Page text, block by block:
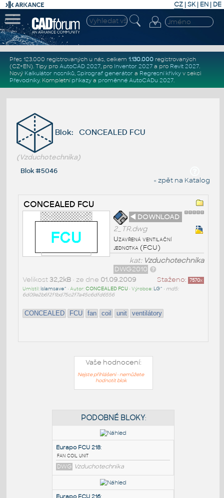
CZ | SK| EN | DE
Přes 123.000 registrovaných u nás, celkem 1.130.000registrovaných
(CZ+EN). Tipy pro AutoCAD 2027, pro Inventor 2027a pro Revit 2027.
Nový Kalkulátor nosníků, Spirograf generátor a Regresní křivkyv sekci
Převodníky. Kompletní příkazya proměnné AutoCADu 2027.
Blok: CONCEALED FCU
(Vzduchotechnika)
Blok #5046
« zpět na Katalog
CONCEALED FCU
◄ DOWNLOAD
2_TR.dwg
Uzavřená ventilační
jednotka (FCU)
kat: Vzduchotechnika
DWG2010
Staženo: 7570x
Velikost32,2kB• ze dne 01.09.2009
Umístil:islamsave^ • Autor:CONCEALED FCU• Výrobce: LG^ • md5:
6d09e2b6f2f1bd75c2f7a45c6dfd6556
CONCEALED FCU fan coil unit ventilátory
Vaše hodnocení:
Nejste přihlášeni - nemůžete
hodnotit blok
PODOBNÉ BLOKY: